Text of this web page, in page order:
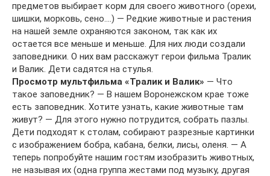
предметов выбирает корм для своего животного (орехи,
шишки, морковь, сено….) — Редкие животные и растения
на нашей земле охраняются законом, так как их
остается все меньше и меньше. Для них люди создали
заповедники. О них вам расскажут герои фильма Тралик
и Валик. Дети садятся на стулья.
Просмотр мультфильма «Тралик и Валик» — Что
такое заповедник? — В нашем Воронежском крае тоже
есть заповедник. Хотите узнать, какие животные там
живут? — Для этого нужно потрудится, собрать пазлы.
Дети подходят к столам, собирают разрезные картинки
с изображением бобра, кабана, белки, лисы, оленя. — А
теперь попробуйте нашим гостям изобразить животных,
не называя их (одна группа жестами под музыку, другая